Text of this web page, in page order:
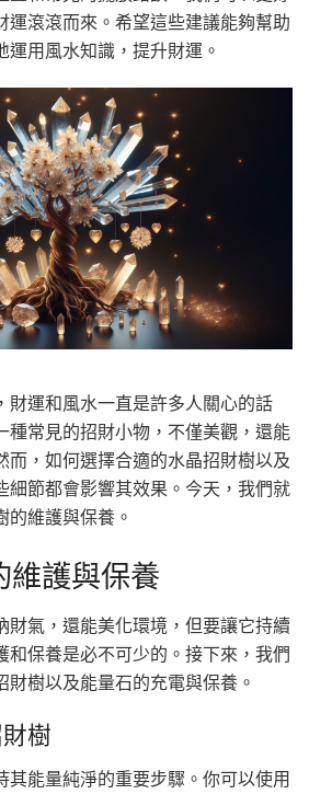
運滾滾而來。希望這些建議能夠幫助
用風水知識，提升財運。
財運和風水一直是許多人關心的話
種常見的招財小物，不僅美觀，還能
而，如何選擇合適的水晶招財樹以及
細節都會影響其效果。今天，我們就
的維護與保養。
維護與保養
財氣，還能美化環境，但要讓它持續
和保養是必不可少的。接下來，我們
樹以及能量石的充電與保養。
樹
其能量純淨的重要步驟。你可以使用